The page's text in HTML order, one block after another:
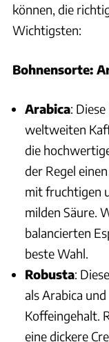
können, die
Wichtigsten:
Bohnensorte:
Arabica:
weltweiten
die
der Regel
mit fruchtigen
milden Säure.
balancierten
beste Wahl.
Robusta:
als Arabica
Koffeingehalt.
eine dickere